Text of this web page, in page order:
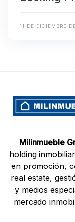
11 DE DICIEMBRE
Milinmueble
holding
en promoción,
real estate,
y medios
mercado